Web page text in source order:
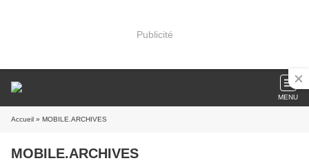
Publicité
MENU
Accueil » MOBILE.ARCHIVES
MOBILE.ARCHIVES